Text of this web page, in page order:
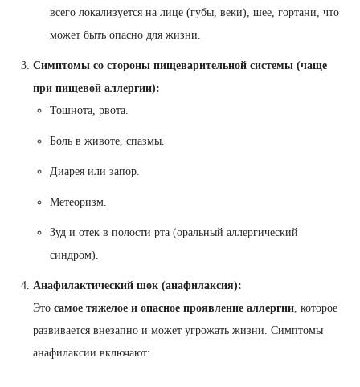
всего локализуется на лице (губы, веки), шее, гортани, что
может быть опасно для жизни.
Симптомы со стороны пищеварительной системы (чаще
при пищевой аллергии):
Тошнота, рвота.
Боль в животе, спазмы.
Диарея или запор.
Метеоризм.
Зуд и отек в полости рта (оральный аллергический
синдром).
Анафилактический шок (анафилаксия):
Это самое тяжелое и опасное проявление аллергии, которое
развивается внезапно и может угрожать жизни. Симптомы
анафилаксии включают: